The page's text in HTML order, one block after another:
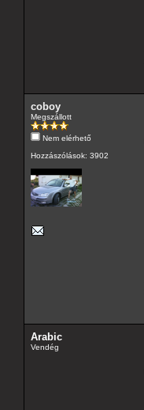
coboy
Megszállott
Nem elérhető
Hozzászólások: 3902
Arabic
Vendég